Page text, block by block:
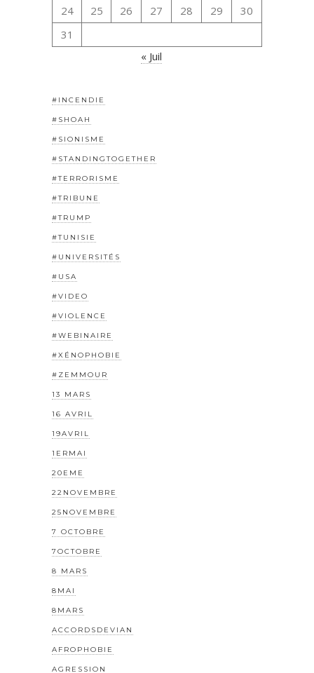
24 25 26 27 28 29
30
31
« Juil
#INCENDIE
#SHOAH
#SIONISME
#STANDINGTOGETHER
#TERRORISME
#TRIBUNE
#TRUMP
#TUNISIE
#UNIVERSITÉS
#USA
#VIDEO
#VIOLENCE
#WEBINAIRE
#XÉNOPHOBIE
#ZEMMOUR
13 MARS
16 AVRIL
19AVRIL
1ERMAI
20EME
22NOVEMBRE
25NOVEMBRE
7 OCTOBRE
7OCTOBRE
8 MARS
8MAI
8MARS
ACCORDSDEVIAN
AFROPHOBIE
AGRESSION